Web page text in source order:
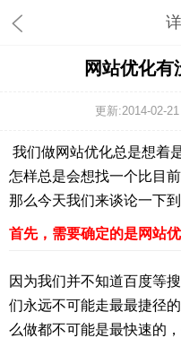
网站优化有
更新:2014-02-
我们做网站优化总是想着
怎样总是会想找一个比目
那么今天我们来谈论一下
首先，需要确定的是网站
因为我们并不知道百度等
们永远不可能走最最捷径
么做都不可能是最快速的